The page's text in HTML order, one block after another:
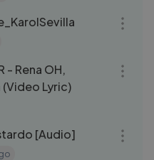
- Rena OH,
Lyric)
[Audio]